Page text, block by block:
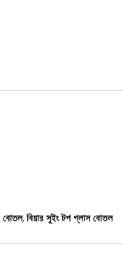
বোতল, বিয়ার সুইং টপ গ্লাস বোতল